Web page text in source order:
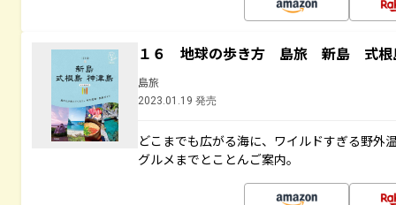
１６ 地球の歩き方 島旅 新島 式
島旅
2023.01.19 発売
どこまでも広がる海に、ワイルドすぎる野外
グルメまでとことんご案内。